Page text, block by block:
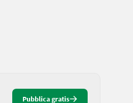
Pubblica gratis